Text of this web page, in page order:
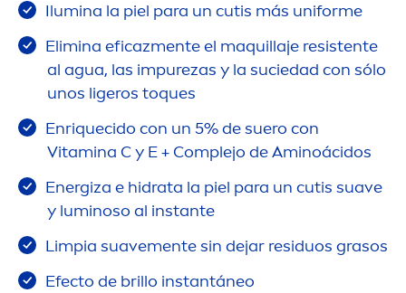
Ilumina la piel para un cutis más uniforme
Elimina eficazmente el maquillaje resistente
al agua, las impurezas y la suciedad con sólo
unos ligeros toques
Enriquecido con un 5% de suero con
Vitamina C y E + Complejo de Aminoácidos
Energiza e hidrata la piel para un cutis suave
y luminoso al instante
Limpia suavemente sin dejar residuos grasos
Efecto de brillo instantáneo